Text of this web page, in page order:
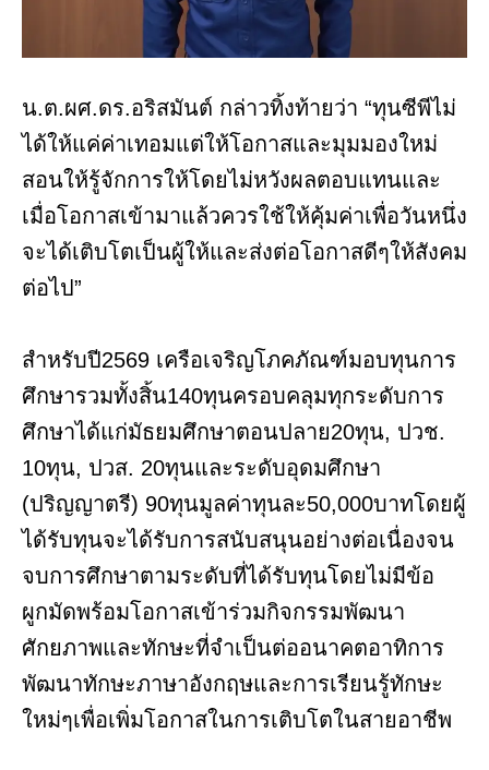
น.ต.ผศ.ดร.อริสมันต์ กล่าวทิ้งท้ายว่า “ทุนซีพีไม่
ได้ให้แค่ค่าเทอมแต่ให้โอกาสและมุมมองใหม่
สอนให้รู้จักการให้โดยไม่หวังผลตอบแทนและ
เมื่อโอกาสเข้ามาแล้วควรใช้ให้คุ้มค่าเพื่อวันหนึ่ง
จะได้เติบโตเป็นผู้ให้และส่งต่อโอกาสดีๆให้สังคม
ต่อไป”
สำหรับปี2569 เครือเจริญโภคภัณฑ์มอบทุนการ
ศึกษารวมทั้งสิ้น140ทุนครอบคลุมทุกระดับการ
ศึกษาได้แก่มัธยมศึกษาตอนปลาย20ทุน, ปวช.
10ทุน, ปวส. 20ทุนและระดับอุดมศึกษา
(ปริญญาตรี) 90ทุนมูลค่าทุนละ50,000บาทโดยผู้
ได้รับทุนจะได้รับการสนับสนุนอย่างต่อเนื่องจน
จบการศึกษาตามระดับที่ได้รับทุนโดยไม่มีข้อ
ผูกมัดพร้อมโอกาสเข้าร่วมกิจกรรมพัฒนา
ศักยภาพและทักษะที่จำเป็นต่ออนาคตอาทิการ
พัฒนาทักษะภาษาอังกฤษและการเรียนรู้ทักษะ
ใหม่ๆเพื่อเพิ่มโอกาสในการเติบโตในสายอาชีพ